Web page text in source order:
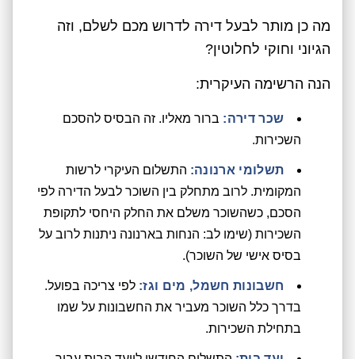
מה כן מותר לבעל דירה לדרוש מכם לשלם, וזה
הגיוני וחוקי לחלוטין?
הנה הרשימה העיקרית:
שכר דירה: ברור מאליו. זה הבסיס להסכם
השכירות.
תשלומי ארנונה: התשלום העיקרי לרשות
המקומית. לרוב מתחלק בין השוכר לבעל הדירה לפי
הסכם, כשהשוכר משלם את החלק היחסי לתקופת
השכירות (שימו לב: הנחות בארנונה ניתנות לרוב על
בסיס אישי של השוכר).
חשבונות חשמל, מים וגז: לפי צריכה בפועל.
בדרך כלל השוכר מעביר את החשבונות על שמו
בתחילת השכירות.